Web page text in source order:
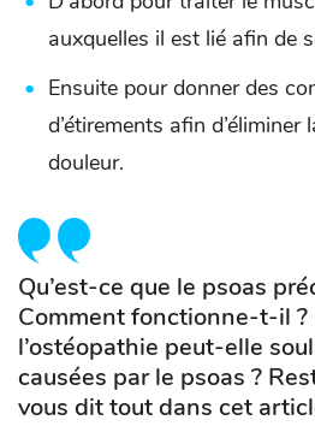
auxquelles il est lié afin de
Ensuite pour donner des
d’étirements afin
douleur.
Qu’est-ce que le psoas
Comment fonctionne-t-il ?
l’ostéopathie peut-elle
causées par le psoas ?
vous dit tout dans cet